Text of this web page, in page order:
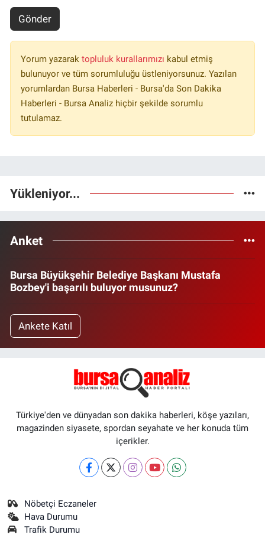
Gönder
Yorum yazarak topluluk kurallarımızı kabul etmiş
bulunuyor ve tüm sorumluluğu üstleniyorsunuz. Yazılan
yorumlardan Bursa Haberleri - Bursa'da Son Dakika
Haberleri - Bursa Analiz hiçbir şekilde sorumlu
tutulamaz.
Yükleniyor...
Anket
Bursa Büyükşehir Belediye Başkanı Mustafa
Bozbey'i başarılı buluyor musunuz?
Ankete Katıl
Türkiye'den ve dünyadan son dakika haberleri, köşe yazıları,
magazinden siyasete, spordan seyahate ve her konuda tüm
içerikler.
Nöbetçi Eczaneler
Hava Durumu
Trafik Durumu